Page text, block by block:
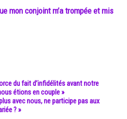
mon conjoint m’a trompée et mis
du fait d’infidélités avant notre
étions en couple »
avec nous, ne participe pas aux
? »